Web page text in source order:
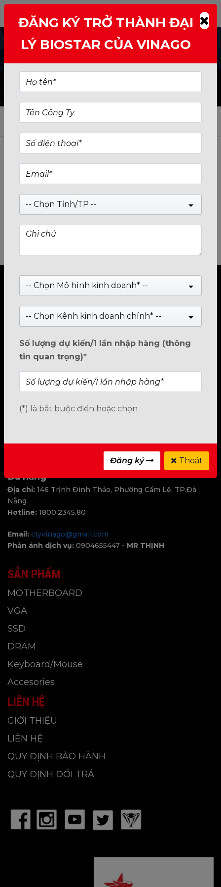
Accesories
Trưởng P.Bảo Hành
MN
0768446898
TRUNG TÂM PP & BH BIOSTAR VIỆT
NAM
Hà Nội
Địa chỉ:Số 11BT4-3, KĐT Trung Văn VINACONEX 3,
Đường Trung Thư, Phường Đại Mỗ, TP.Hà Nội
Hotline:1800.2345.80
TP.HCM
Đà nẵng
Địa chỉ: 146 Trịnh Đình Thảo, Phường Cẩm Lệ, TP.Đà
Nẵng
Hotline: 1800.2345.80
Email: ctyvinago@gmail.com
Phản ánh dịch vụ: 0904655447 - MR THỊNH
SẢN PHẨM
MOTHERBOARD
VGA
SSD
DRAM
Keyboard/Mouse
Accesories
LIÊN HỆ
GIỚI THIỆU
LIÊN HỆ
QUY ĐỊNH BẢO HÀNH
QUY ĐỊNH ĐỔI TRẢ
ĐĂNG KÝ TRỞ THÀNH ĐẠI
LÝ BIOSTAR CỦA VINAGO
-- Chọn Tỉnh/TP --
-- Chọn Mô hình kinh doanh* --
-- Chọn Kênh kinh doanh chính* --
Số lượng dự kiến/1 lần nhập hàng (thông
tin quan trọng)*
(*) là bắt buộc điền hoặc chọn
Đăng ký Thoát